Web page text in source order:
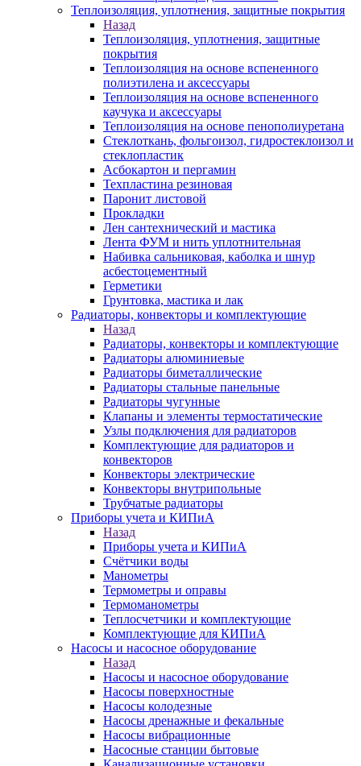
Теплоизоляция, уплотнения, защитные покрытия
Назад
Теплоизоляция, уплотнения, защитные
покрытия
Теплоизоляция на основе вспененного
полиэтилена и аксессуары
Теплоизоляция на основе вспененного
каучука и аксессуары
Теплоизоляция на основе пенополиуретана
Стеклоткань, фольгоизол, гидростеклоизол и
стеклопластик
Асбокартон и пергамин
Техпластина резиновая
Паронит листовой
Прокладки
Лен сантехнический и мастика
Лента ФУМ и нить уплотнительная
Набивка сальниковая, каболка и шнур
асбестоцементный
Герметики
Грунтовка, мастика и лак
Радиаторы, конвекторы и комплектующие
Назад
Радиаторы, конвекторы и комплектующие
Радиаторы алюминиевые
Радиаторы биметаллические
Радиаторы стальные панельные
Радиаторы чугунные
Клапаны и элементы термостатические
Узлы подключения для радиаторов
Комплектующие для радиаторов и
конвекторов
Конвекторы электрические
Конвекторы внутрипольные
Трубчатые радиаторы
Приборы учета и КИПиА
Назад
Приборы учета и КИПиА
Счётчики воды
Манометры
Термометры и оправы
Термоманометры
Теплосчетчики и комплектующие
Комплектующие для КИПиА
Насосы и насосное оборудование
Назад
Насосы и насосное оборудование
Насосы поверхностные
Насосы колодезные
Насосы дренажные и фекальные
Насосы вибрационные
Насосные станции бытовые